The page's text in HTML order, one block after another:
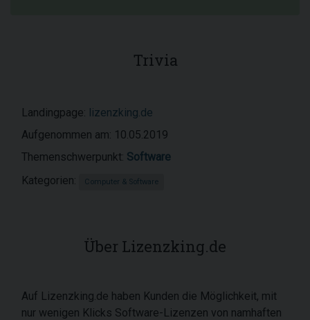
Trivia
Landingpage: lizenzking.de
Aufgenommen am: 10.05.2019
Themenschwerpunkt: Software
Kategorien:
Computer & Software
Über Lizenzking.de
Auf Lizenzking.de haben Kunden die Möglichkeit, mit
nur wenigen Klicks Software-Lizenzen von namhaften